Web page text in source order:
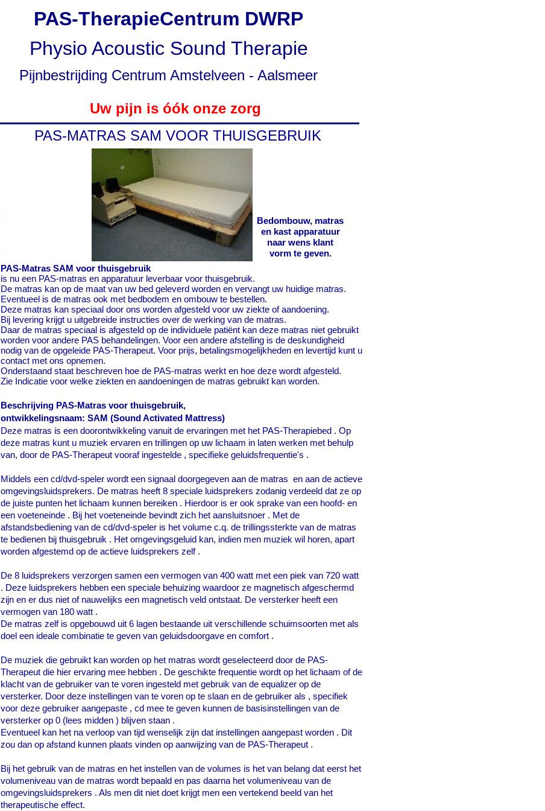
PAS-TherapieCentrum DWRP
Physio Acoustic Sound Therapie
Pijnbestrijding Centrum Amstelveen - Aalsmeer
Uw pijn is óók onze zorg
PAS-Matras SAM voor thuisgebruik
is nu een PAS-matras en apparatuur leverbaar voor thuisgebruik.
De matras kan op de maat van uw bed geleverd worden en vervangt uw huidige matras.
Eventueel is de matras ook met bedbodem en ombouw te bestellen.
Deze matras kan speciaal door ons worden afgesteld voor uw ziekte of aandoening.
Bij levering krijgt u uitgebreide instructies over de werking van de matras.
Daar de matras speciaal is afgesteld op de individuele patiënt kan deze matras niet gebruikt
worden voor andere PAS behandelingen. Voor een andere afstelling is de deskundigheid
nodig van de opgeleide PAS-Therapeut. Voor prijs, betalingsmogelijkheden en levertijd kunt u
contact met ons opnemen.
Onderstaand staat beschreven hoe de PAS-matras werkt en hoe deze wordt afgesteld.
Zie Indicatie voor welke ziekten en aandoeningen de matras gebruikt kan worden.
Beschrijving PAS-Matras voor thuisgebruik,
ontwikkelingsnaam: SAM (Sound Activated Mattress)
Deze matras is een doorontwikkeling vanuit de ervaringen met het PAS-Therapiebed . Op
deze matras kunt u muziek ervaren en trillingen op uw lichaam in laten werken met behulp
van, door de PAS-Therapeut vooraf ingestelde , specifieke geluidsfrequentie's .
Middels een cd/dvd-speler wordt een signaal doorgegeven aan de matras en aan de actieve
omgevingsluidsprekers. De matras heeft 8 speciale luidsprekers zodanig verdeeld dat ze op
de juiste punten het lichaam kunnen bereiken . Hierdoor is er ook sprake van een hoofd- en
een voeteneinde . Bij het voeteneinde bevindt zich het aansluitsnoer . Met de
afstandsbediening van de cd/dvd-speler is het volume c.q. de trillingssterkte van de matras
te bedienen bij thuisgebruik . Het omgevingsgeluid kan, indien men muziek wil horen, apart
worden afgestemd op de actieve luidsprekers zelf .
De 8 luidsprekers verzorgen samen een vermogen van 400 watt met een piek van 720 watt
. Deze luidsprekers hebben een speciale behuizing waardoor ze magnetisch afgeschermd
zijn en er dus niet of nauwelijks een magnetisch veld ontstaat. De versterker heeft een
vermogen van 180 watt .
De matras zelf is opgebouwd uit 6 lagen bestaande uit verschillende schuimsoorten met als
doel een ideale combinatie te geven van geluidsdoorgave en comfort .
De muziek die gebruikt kan worden op het matras wordt geselecteerd door de PAS-
Therapeut die hier ervaring mee hebben . De geschikte frequentie wordt op het lichaam of de
klacht van de gebruiker van te voren ingesteld met gebruik van de equalizer op de
versterker. Door deze instellingen van te voren op te slaan en de gebruiker als , specifiek
voor deze gebruiker aangepaste , cd mee te geven kunnen de basisinstellingen van de
versterker op 0 (lees midden ) blijven staan .
Eventueel kan het na verloop van tijd wenselijk zijn dat instellingen aangepast worden . Dit
zou dan op afstand kunnen plaats vinden op aanwijzing van de PAS-Therapeut .
Bij het gebruik van de matras en het instellen van de volumes is het van belang dat eerst het
volumeniveau van de matras wordt bepaald en pas daarna het volumeniveau van de
omgevingsluidsprekers . Als men dit niet doet krijgt men een vertekend beeld van het
therapeutische effect.
PAS-MATRAS SAM VOOR THUISGEBRUIK
Bedombouw, matras
en kast apparatuur
naar wens klant
vorm te geven.